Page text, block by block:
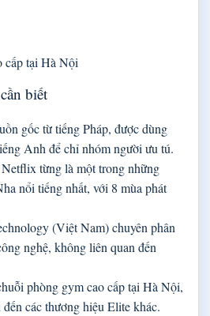
cấp tại Hà Nội
biết
gốc từ tiếng Pháp, được dùng
Anh để chỉ nhóm người ưu tú.
từng là một trong những
nổi tiếng nhất, với 8 mùa phát
(Việt Nam) chuyên phân
nghệ, không liên quan đến
phòng gym cao cấp tại Hà Nội,
các thương hiệu Elite khác.